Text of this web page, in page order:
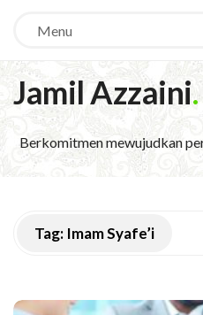
Menu
Jamil Azzaini.
Berkomitmen mewujudkan
Tag: Imam Syafe’i